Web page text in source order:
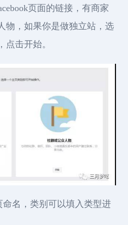
页面的链接，有商家
物，如果你是做独立站，选
点击开始。
命名，类别可以填入类型进